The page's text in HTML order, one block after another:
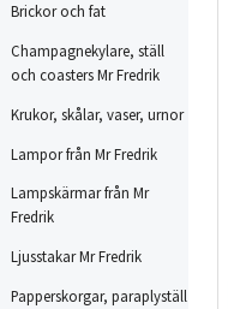
Brickor och fat
Champagnekylare, ställ
och coasters Mr Fredrik
Krukor, skålar, vaser, urnor
Lampor från Mr Fredrik
Lampskärmar från Mr
Fredrik
Ljusstakar Mr Fredrik
Papperskorgar, paraplyställ